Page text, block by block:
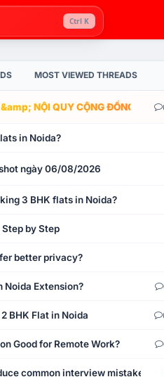
Ctrl K
MOST VIEWED THREADS
NỘI QUY CỘNG ĐỒNG
in Noida?
ngày 06/08/2026
3 BHK flats in Noida?
by Step
better privacy?
Noida Extension?
BHK Flat in Noida
Good for Remote Work?
common interview mistakes?